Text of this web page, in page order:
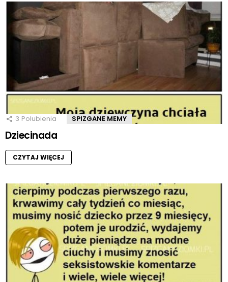
3 Polubienia SPIZGANE MEMY
Dziecinada
CZYTAJ WIĘCEJ